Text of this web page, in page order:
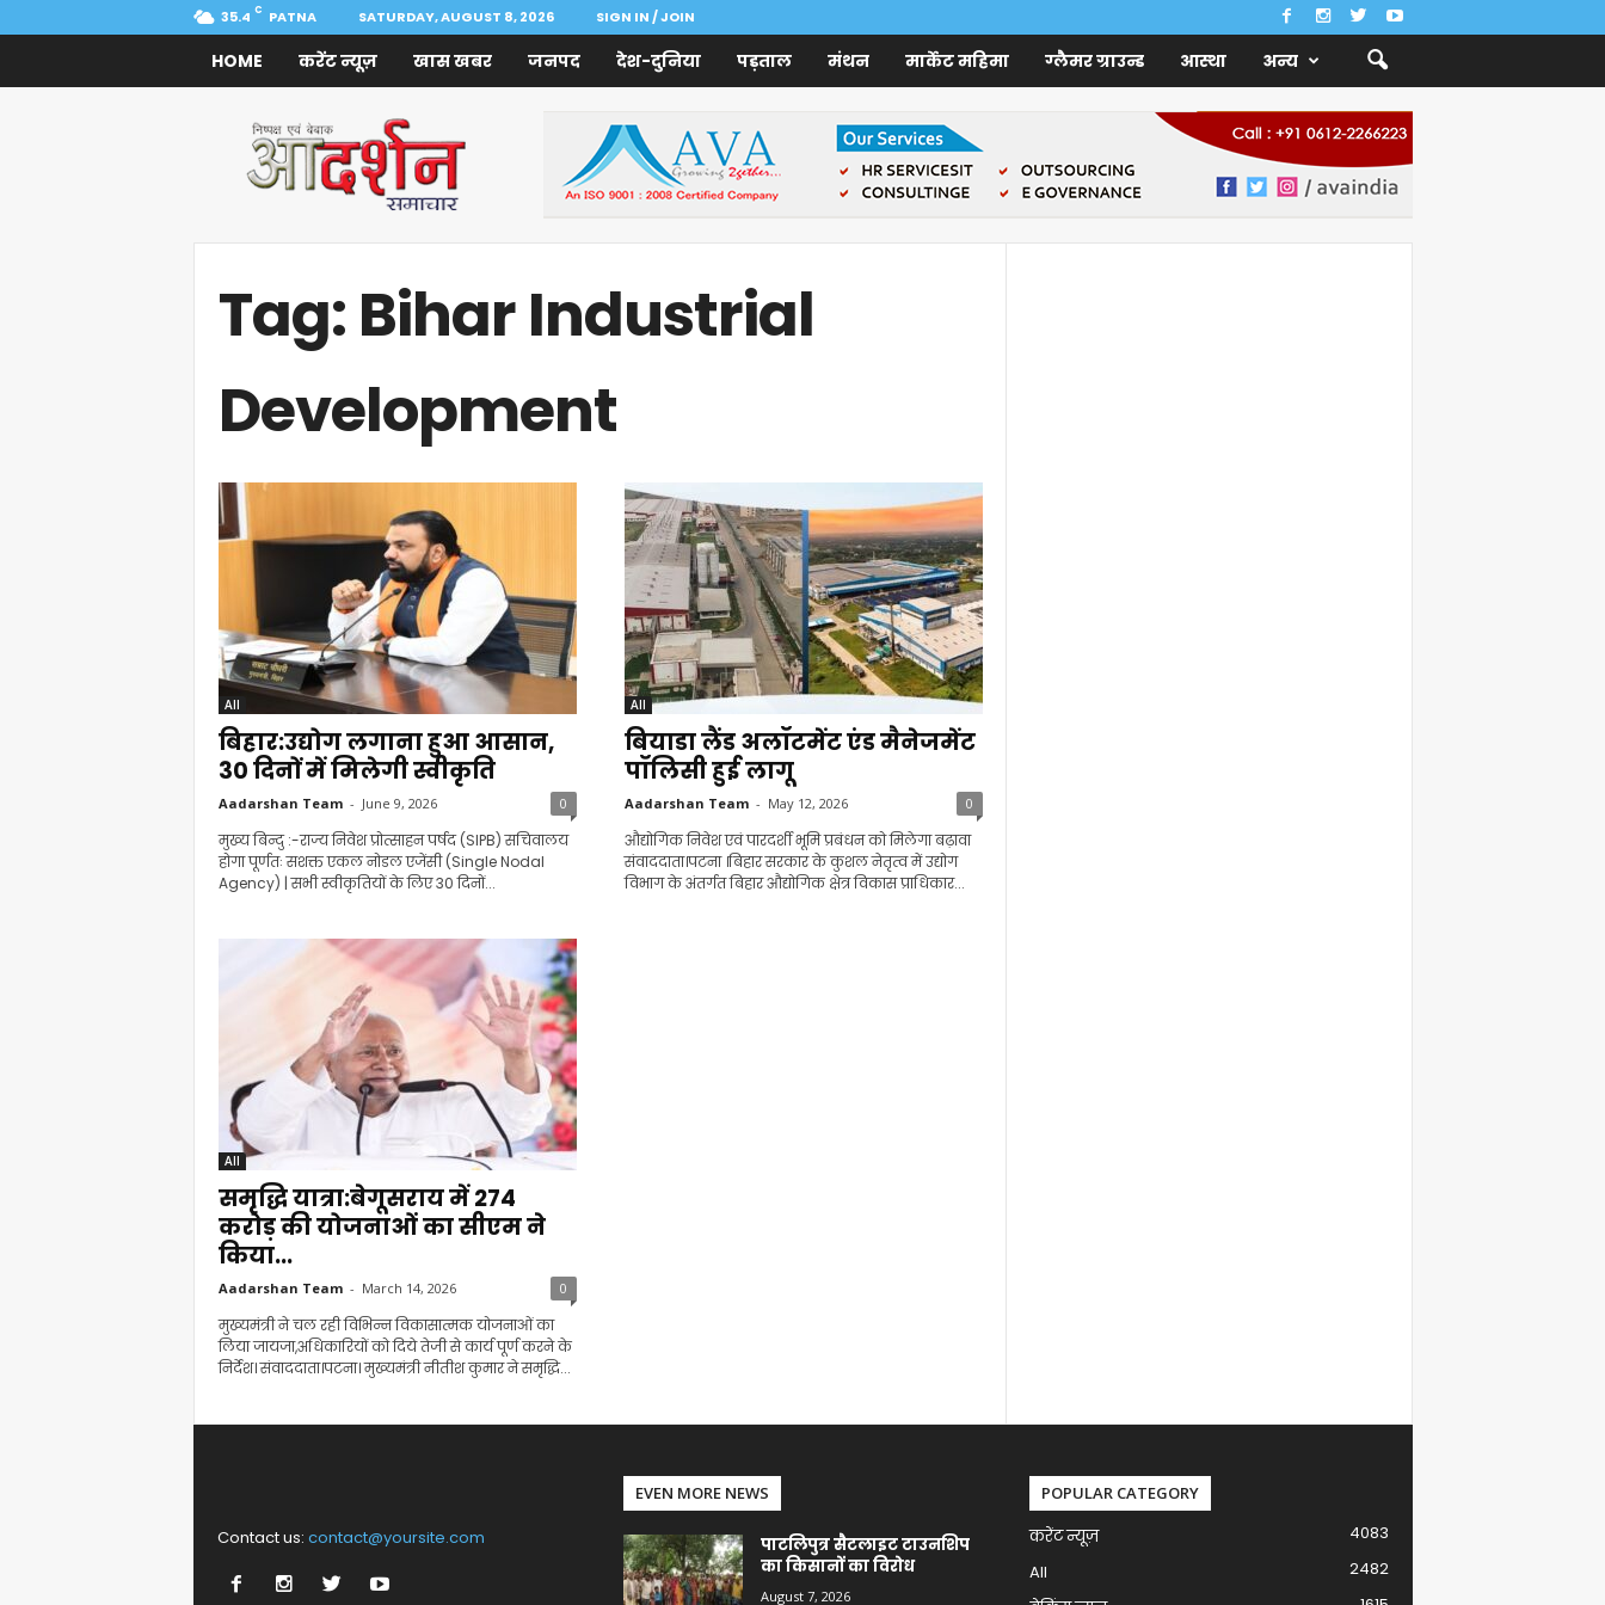
35.4 C PATNA SATURDAY, AUGUST 8, 2026 SIGN IN / JOIN
HOME करेंट न्यूज़ खास खबर जनपद देश-दुनिया पड़ताल मंथन मार्केट महिमा ग्लैमर ग्राउन्ड आस्था अन्य
Samachar
Tag: Bihar Industrial
Development
All
बिहार:उद्योग लगाना हुआ आसान,
30 दिनों में मिलेगी स्वीकृति
Aadarshan Team - June 9, 2026 0
मुख्य बिन्दु :-राज्य निवेश प्रोत्साहन पर्षद (SIPB) सचिवालय
होगा पूर्णतः सशक्त एकल नोडल एजेंसी (Single Nodal
Agency) | सभी स्वीकृतियों के लिए 30 दिनों...
All
बियाडा लैंड अलॉटमेंट एंड मैनेजमेंट
पॉलिसी हुई लागू
Aadarshan Team - May 12, 2026 0
औद्योगिक निवेश एवं पारदर्शी भूमि प्रबंधन को मिलेगा बढ़ावा
संवाददाता।पटना ।बिहार सरकार के कुशल नेतृत्व में उद्योग
विभाग के अंतर्गत बिहार औद्योगिक क्षेत्र विकास प्राधिकार...
All
समृद्धि यात्रा:बेगूसराय में 274
करोड़ की योजनाओं का सीएम ने
किया...
Aadarshan Team - March 14, 2026 0
मुख्यमंत्री ने चल रही विभिन्न विकासात्मक योजनाओं का
लिया जायजा,अधिकारियों को दिये तेजी से कार्य पूर्ण करने के
निर्देश। संवाददाता।पटना। मुख्यमंत्री नीतीश कुमार ने समृद्धि...
Contact us: contact@yoursite.com
EVEN MORE NEWS
पाटलिपुत्र सैटलाइट टाउनशिप
का किसानों का विरोध
August 7, 2026
POPULAR CATEGORY
करेंट न्यूज़
4083
All
2482